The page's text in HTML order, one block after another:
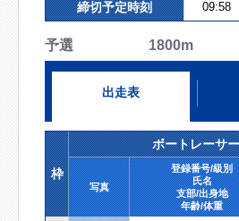
締切予定時刻 09:58
予選 1800m
出走表
枠
ボートレーサー
写真
登録番号/級別
氏名
支部/出身地
年齢/体重